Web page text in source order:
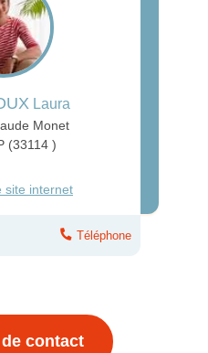
Laura
Monet
(33114 )
site internet
Téléphone
contact